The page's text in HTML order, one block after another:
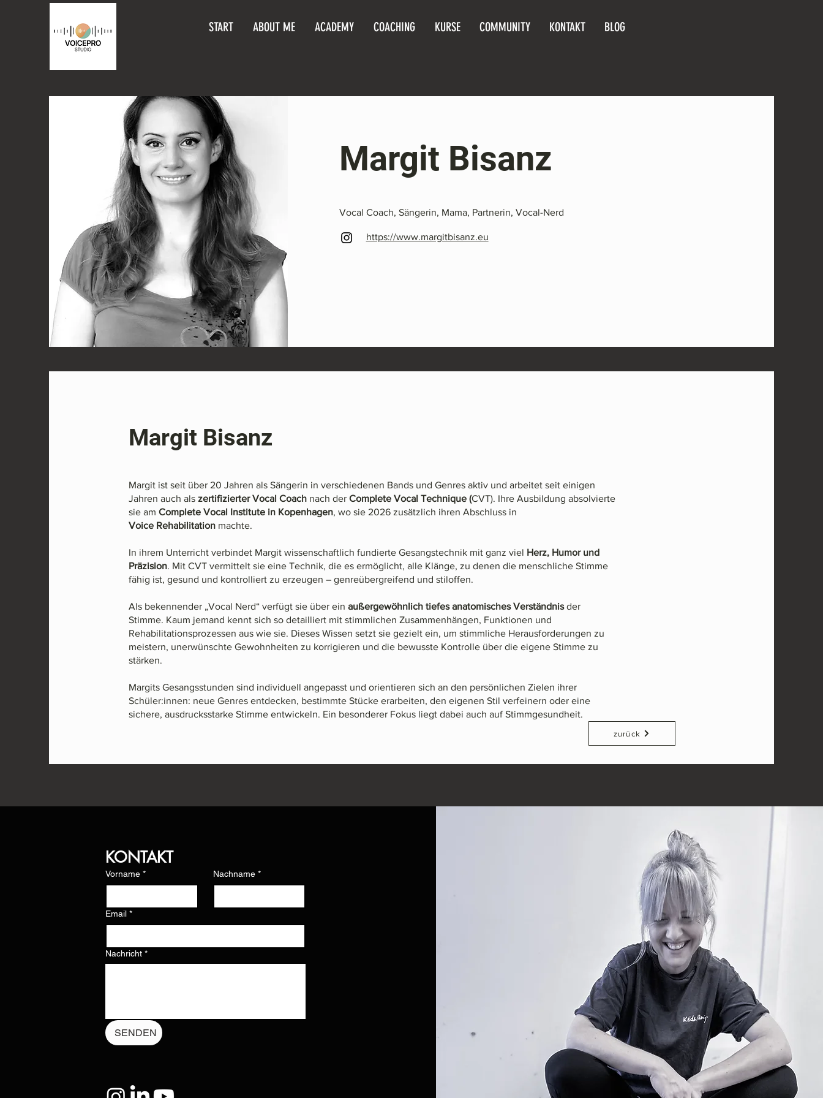
START ABOUT ME ACADEMY COACHING KURSE COMMUNITY KONTAKT BLOG
Margit Bisanz
Vocal Coach, Sängerin, Mama, Partnerin, Vocal-Nerd
https://www.margitbisanz.eu
Margit Bisanz
Margit ist seit über 20 Jahren als Sängerin in verschiedenen Bands und Genres aktiv und arbeitet seit einigen
Jahren auch als zertifizierter Vocal Coach nach der Complete Vocal Technique (CVT). Ihre Ausbildung absolvierte
sie am Complete Vocal Institute in Kopenhagen, wo sie 2026 zusätzlich ihren Abschluss in
Voice Rehabilitation machte.
In ihrem Unterricht verbindet Margit wissenschaftlich fundierte Gesangstechnik mit ganz viel Herz, Humor und
Präzision. Mit CVT vermittelt sie eine Technik, die es ermöglicht, alle Klänge, zu denen die menschliche Stimme
fähig ist, gesund und kontrolliert zu erzeugen – genreübergreifend und stiloffen.
Als bekennender „Vocal Nerd“ verfügt sie über ein außergewöhnlich tiefes anatomisches Verständnisder
Stimme. Kaum jemand kennt sich so detailliert mit stimmlichen Zusammenhängen, Funktionen und
Rehabilitationsprozessen aus wie sie. Dieses Wissen setzt sie gezielt ein, um stimmliche Herausforderungen zu
meistern, unerwünschte Gewohnheiten zu korrigieren und die bewusste Kontrolle über die eigene Stimme zu
stärken.
Margits Gesangsstunden sind individuell angepasst und orientieren sich an den persönlichen Zielen ihrer
Schüler:innen: neue Genres entdecken, bestimmte Stücke erarbeiten, den eigenen Stil verfeinern oder eine
sichere, ausdrucksstarke Stimme entwickeln. Ein besonderer Fokus liegt dabei auch auf Stimmgesundheit.
zurück
KONTAKT
Vorname * Nachname *
Email *
Nachricht *
SENDEN